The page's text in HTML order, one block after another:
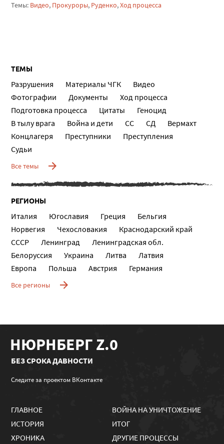
Темы: Видео, Прокуроры, Руденко,Ход процесса
ТЕМЫ
Разрушения Материалы ЧГК
Видео
Фотографии
Документы
Ход процесса
Подготовка процесса
Цитаты
Геноцид
В тылу врага
Война и дети СС СД
Вермахт
Концлагеря
Преступники
Преступления
Судьи
Все темы
РЕГИОНЫ
Италия Югославия Греция
Бельгия
Норвегия
Чехословакия
Краснодарский край
СССР
Ленинград
Ленинградская обл.
Белоруссия
Украина Литва
Латвия
Европа
Польша Австрия Германия
Все регионы
НЮРНБЕРГ Z.0
БЕЗ СРОКА ДАВНОСТИ
Следите за проектом ВКонтакте
ГЛАВНОЕ
ИСТОРИЯ
ХРОНИКА
ВОЙНА НА УНИЧТОЖЕНИЕ
ИТОГ
ДРУГИЕ ПРОЦЕССЫ